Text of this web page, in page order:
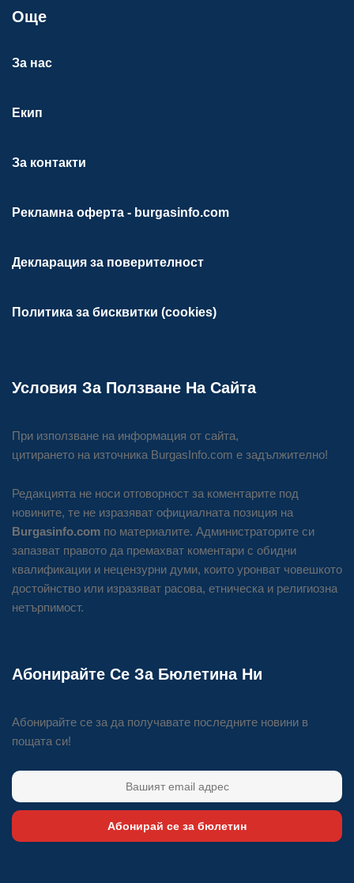
Още
За нас
Екип
За контакти
Рекламна оферта - burgasinfo.com
Декларация за поверителност
Политика за бисквитки (cookies)
Условия За Ползване На Сайта
При използване на информация от сайта,
цитирането на източника BurgasInfo.com е задължително!
Редакцията не носи отговорност за коментарите под
новините, те не изразяват официалната позиция на
Burgasinfo.com по материалите. Администраторите си
запазват правото да премахват коментари с обидни
квалификации и нецензурни думи, които уронват човешкото
достойнство или изразяват расова, етническа и религиозна
нетърпимост.
Абонирайте Се За Бюлетина Ни
Абонирайте се за да получавате последните новини в
пощата си!
Абонирай се за бюлетин